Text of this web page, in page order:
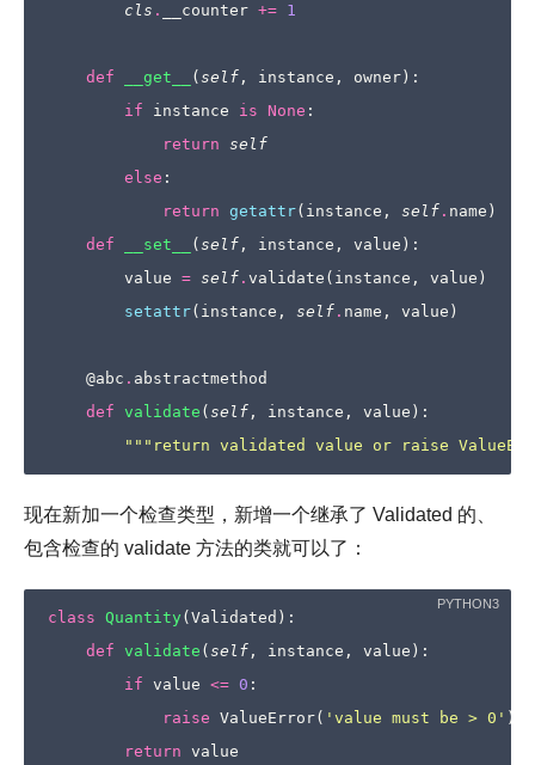
cls . __counter += 1
def __get__ ( self , instance , owner ):
if
instance is None :
return self
else :
return getattr( instance , self . name )
def
__set__ ( self , instance , value ):
value = self . validate ( instance , value )
setattr( instance , self . name , value )
@abc . abstractmethod
def validate ( self , instance , value ):
"""return validated value or raise
现在新加一个检查类型，新增一个继承了 Validated 的、
包含检查的 validate 方法的类就可以了：
class Quantity ( Validated ):
def validate ( self , instance , value ):
if value <= 0 :
raise ValueError( 'value must be > 0' )
return value